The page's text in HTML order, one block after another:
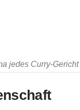
jedes Curry-Gericht